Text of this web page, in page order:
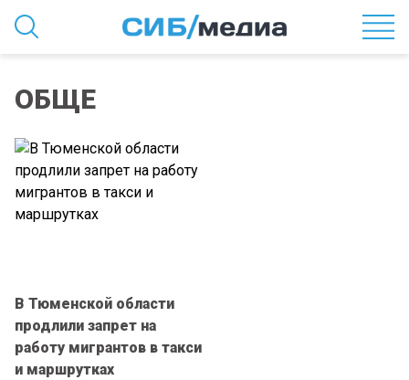
ОБЩЕ
В Тюменской области
продлили запрет на
работу мигрантов в такси
и маршрутках